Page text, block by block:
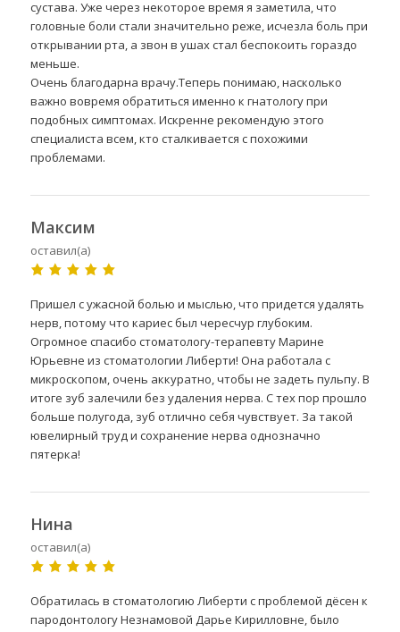
сустава. Уже через некоторое время я заметила, что
головные боли стали значительно реже, исчезла боль при
открывании рта, а звон в ушах стал беспокоить гораздо
меньше.
Очень благодарна врачу.Теперь понимаю, насколько
важно вовремя обратиться именно к гнатологу при
подобных симптомах. Искренне рекомендую этого
специалиста всем, кто сталкивается с похожими
проблемами.
Максим
оставил(а)
Пришел с ужасной болью и мыслью, что придется удалять
нерв, потому что кариес был чересчур глубоким.
Огромное спасибо стоматологу-терапевту Марине
Юрьевне из стоматологии Либерти! Она работала с
микроскопом, очень аккуратно, чтобы не задеть пульпу. В
итоге зуб залечили без удаления нерва. С тех пор прошло
больше полугода, зуб отлично себя чувствует. За такой
ювелирный труд и сохранение нерва однозначно
пятерка!
Нина
оставил(а)
Обратилась в стоматологию Либерти с проблемой дёсен к
пародонтологу Незнамовой Дарье Кирилловне, было